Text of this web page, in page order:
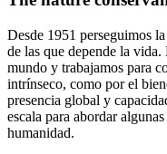
Desde 1951 perseguimos
de las que depende la vida.
mundo y trabajamos para
intrínseco, como por el
presencia global y
escala para abordar
humanidad.